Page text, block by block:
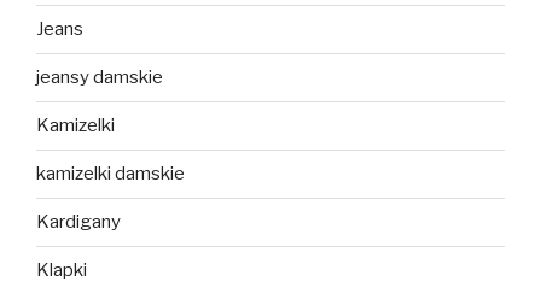
Jeans
jeansy damskie
Kamizelki
kamizelki damskie
Kardigany
Klapki